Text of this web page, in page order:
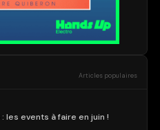
Articles populaires
les events à faire en juin !